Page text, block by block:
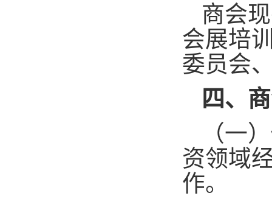
商会
会展培
委员会
四、
（一
资领域
作。